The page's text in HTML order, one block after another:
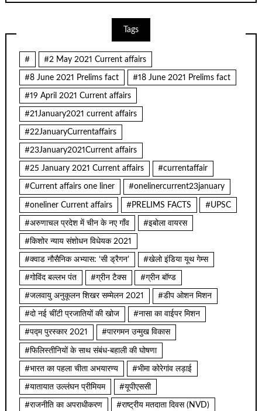
Tags
# #2 May 2021 Current affairs
#8 June 2021 Prelims fact #18 June 2021 Prelims fact
#19 April 2021 Current affairs
#21January2021 current affairs
#22JanuaryCurrentaffairs
#23January2021Current affairs
#25 January 2021 Current affairs #currentaffair
#Current affairs one liner #onelinercurrent23january
#oneliner Current affairs #PRELIMS FACTS #UPSC
#अरुणाचल प्रदेश में चीन के नए गाँव #इबोला वायरस
#किशोर न्याय संशोधन विधेयक 2021
#क्वाड नौसैनिक अभ्यास: ‘सी ड्रैगन’ #खेलो इंडिया यूथ गेम्स
#गोविंद बल्लभ पंत #ग्रीन टैक्स #ग्रीन बॉण्ड
#जलवायु अनुकूलन शिखर सम्मेलन 2021 #डीप ओशन मिशन
#दो नई चींटी प्रजातियों की खोज #नासा का वाईपर मिशन
#पद्म पुरस्कार 2021 #पारगमन उन्मुख विकास
#फिलिस्तीनियों के साथ संबंध-बहाली की घोषणा
#भारत का पहला चीता अभयारण्य #भीमा कोरेगांव लड़ाई
#यातायात उल्लंघन प्रीमियम #यूपीएससी
#राजनीति का अपराधीकरण #राष्ट्रीय मतदाता दिवस (NVD)